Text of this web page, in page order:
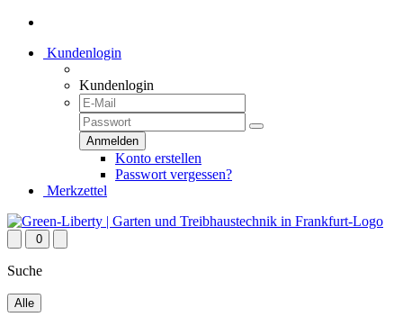
Kundenlogin
Kundenlogin
Konto erstellen
Passwort vergessen?
Merkzettel
0
Suche
Alle